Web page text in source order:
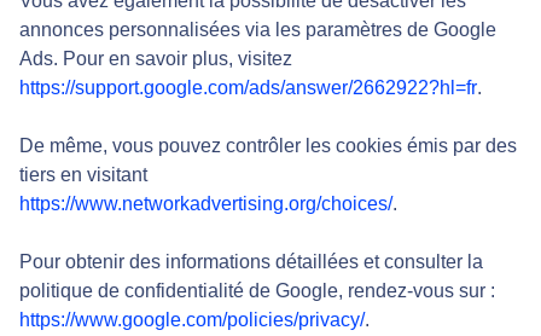
annonces personnalisées via les paramètres de Google
Ads. Pour en savoir plus, visitez
https://support.google.com/ads/answer/2662922?hl=fr.
De même, vous pouvez contrôler les cookies émis par des
tiers en visitant
https://www.networkadvertising.org/choices/.
Pour obtenir des informations détaillées et consulter la
politique de confidentialité de Google, rendez-vous sur :
https://www.google.com/policies/privacy/.